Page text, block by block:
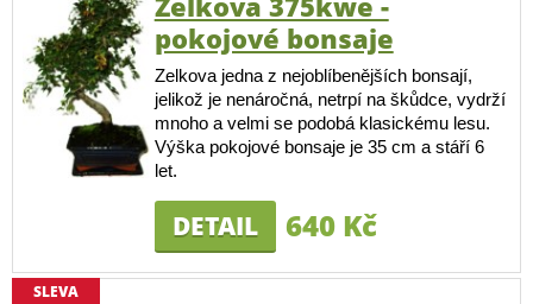
pokojové bonsaje
Zelkova jedna z nejoblíbenějších bonsají,
jelikož je nenáročná, netrpí na škůdce, vydrží
mnoho a velmi se podobá klasickému lesu.
Výška pokojové bonsaje je 35 cm a stáří 6
let.
DETAIL 640 Kč
SLEVA